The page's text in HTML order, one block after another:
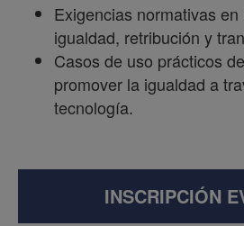
Exigencias normativas
igualdad, retribución y
Casos de uso prácticos
promover la igualdad a
tecnología.
INSCRIPCIÓN